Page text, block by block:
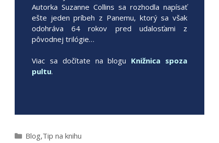
Autorka Suzanne Collins sa rozhodla napísať
ešte jeden príbeh z Panemu, ktorý sa však
odohráva 64 rokov pred udalosťami z
pôvodnej trilógie…
Viac sa dočítate na blogu Knižnica spoza
pultu.
Kategórie
Blog,Tip na knihu